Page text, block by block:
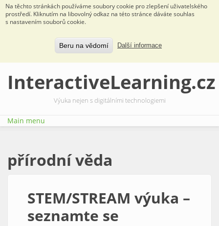
Na těchto stránkách používáme soubory cookie pro zlepšení uživatelského
prostředí. Kliknutím na libovolný odkaz na této stránce dáváte souhlas
s nastavením souborů cookie.
Beru na vědomí Další informace
InteractiveLearning.cz
Výuka nejen s digitálními technologiemi
Main menu
přírodní věda
STEM/STREAM výuka –
seznamte se